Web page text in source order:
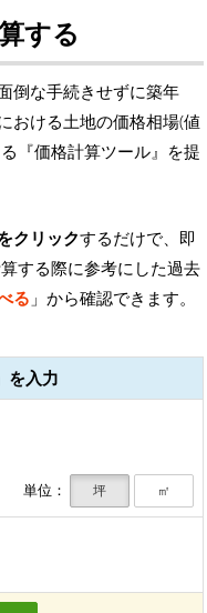
する
倒な手続きせずに築年
おける土地の価格相場(値
『価格計算ツール』を提
クリックするだけで、即
する際に参考にした過去
る 」から確認できます。
を入力
単位： 坪 ㎡